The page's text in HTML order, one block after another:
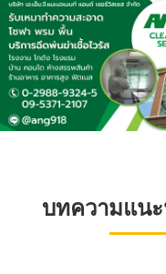
บทความแน